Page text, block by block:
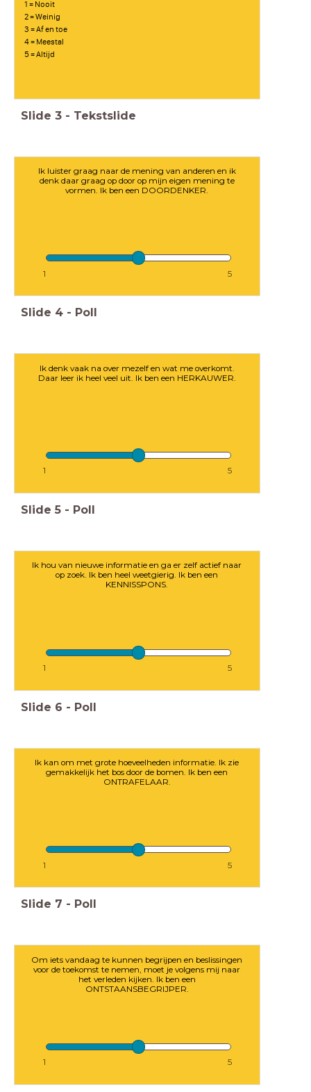
1 = Nooit
2 = Weinig
3 = Af en toe
4 = Meestal
5 = Altijd
Slide 3 - Tekstslide
Ik luister graag naar de mening van anderen en ik
denk daar graag op door op mijn eigen mening te
vormen. Ik ben een DOORDENKER.
1 5
Slide 4 - Poll
Ik denk vaak na over mezelf en wat me overkomt.
Daar leer ik heel veel uit. Ik ben een HERKAUWER.
1 5
Slide 5 - Poll
Ik hou van nieuwe informatie en ga er zelf actief naar
op zoek. Ik ben heel weetgierig. Ik ben een
KENNISSPONS.
1 5
Slide 6 - Poll
Ik kan om met grote hoeveelheden informatie. Ik zie
gemakkelijk het bos door de bomen. Ik ben een
ONTRAFELAAR.
1 5
Slide 7 - Poll
Om iets vandaag te kunnen begrijpen en beslissingen
voor de toekomst te nemen, moet je volgens mij naar
het verleden kijken. Ik ben een
ONTSTAANSBEGRIJPER.
1 5